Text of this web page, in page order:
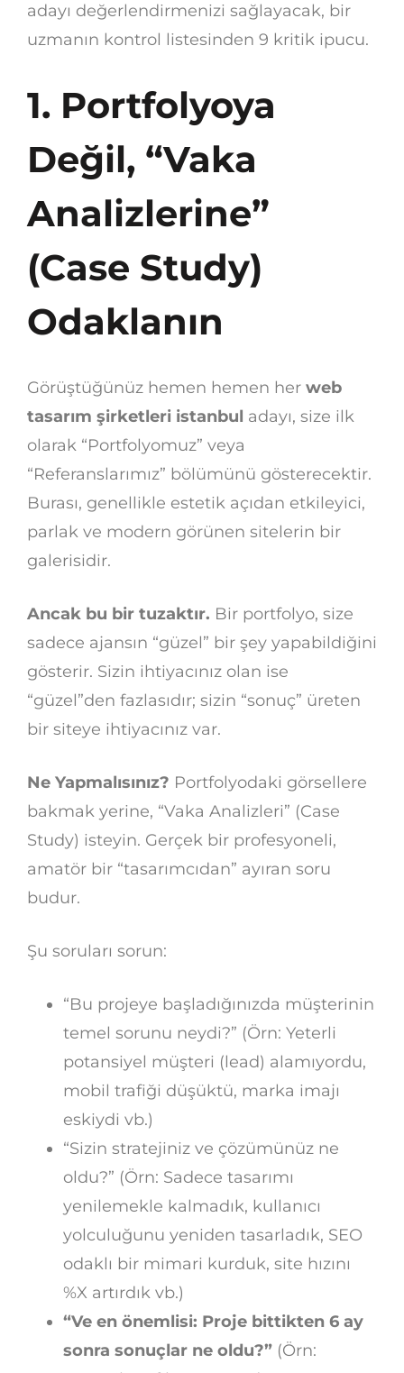
adayı değerlendirmenizi sağlayacak, bir
uzmanın kontrol listesinden 9 kritik ipucu.
1. Portfolyoya
Değil, “Vaka
Analizlerine”
(Case Study)
Odaklanın
Görüştüğünüz hemen hemen her web
tasarım şirketleri istanbul adayı, size ilk
olarak “Portfolyomuz” veya
“Referanslarımız” bölümünü gösterecektir.
Burası, genellikle estetik açıdan etkileyici,
parlak ve modern görünen sitelerin bir
galerisidir.
Ancak bu bir tuzaktır. Bir portfolyo, size
sadece ajansın “güzel” bir şey yapabildiğini
gösterir. Sizin ihtiyacınız olan ise
“güzel”den fazlasıdır; sizin “sonuç” üreten
bir siteye ihtiyacınız var.
Ne Yapmalısınız? Portfolyodaki görsellere
bakmak yerine, “Vaka Analizleri” (Case
Study) isteyin. Gerçek bir profesyoneli,
amatör bir “tasarımcıdan” ayıran soru
budur.
Şu soruları sorun:
“Bu projeye başladığınızda müşterinin
temel sorunu neydi?” (Örn: Yeterli
potansiyel müşteri (lead) alamıyordu,
mobil trafiği düşüktü, marka imajı
eskiydi vb.)
“Sizin stratejiniz ve çözümünüz ne
oldu?” (Örn: Sadece tasarımı
yenilemekle kalmadık, kullanıcı
yolculuğunu yeniden tasarladık, SEO
odaklı bir mimari kurduk, site hızını
%X artırdık vb.)
“Ve en önemlisi: Proje bittikten 6 ay
sonra sonuçlar ne oldu?” (Örn: